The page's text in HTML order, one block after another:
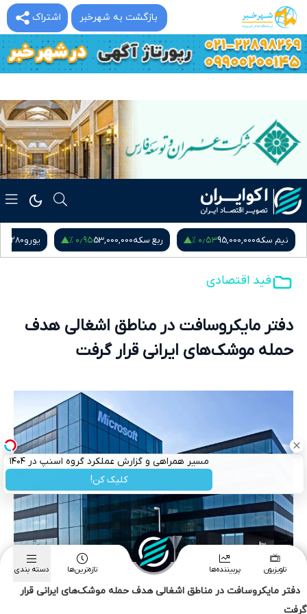
اشتراک بازگشت به شهرخبر
دفتر مایکروسافت در مناطق اشغالی هدف حمله موشک‌های ایرانی قرار
گرفت